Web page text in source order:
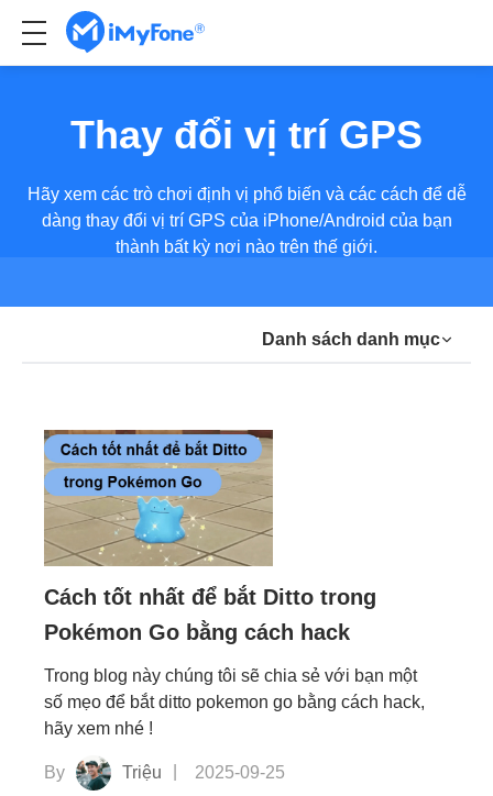
Thay đổi vị trí GPS
Hãy xem các trò chơi định vị phổ biến và các cách để dễ
dàng thay đổi vị trí GPS của iPhone/Android của bạn
thành bất kỳ nơi nào trên thế giới.
Danh sách danh mục
Công cụ thay đổi giọng nói
Âm thanh máy phát điện
Thay đổi vị trí GPS
Gương màn hình
Phục hồi dữ liệu
Truyền dữ liệu di động
Mở khóa iPhone
Cách tốt nhất để bắt Ditto trong
Pokémon Go bằng cách hack
Trong blog này chúng tôi sẽ chia sẻ với bạn một
số mẹo để bắt ditto pokemon go bằng cách hack,
hãy xem nhé !
By Triệu 2025-09-25